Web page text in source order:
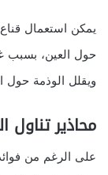
يمكن استعمال قناع
حول العين، بسبب
ويقلل الوذمة حول
محاذير تناول
على الرغم من